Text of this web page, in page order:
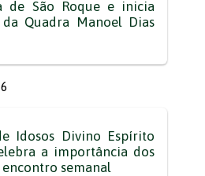
de São Roque e inicia
Quadra Manoel Dias
Idosos Divino Espírito
a importância dos
encontro semanal